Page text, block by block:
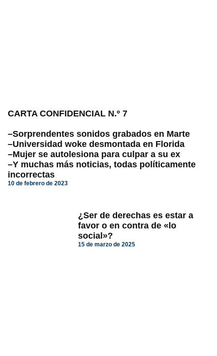
CARTA CONFIDENCIAL N.º 7
–Sorprendentes sonidos grabados en Marte
–Universidad woke desmontada en Florida
–Mujer se autolesiona para culpar a su ex
–Y muchas más noticias, todas políticamente
incorrectas
10 de febrero de 2023
¿Ser de derechas es estar a
favor o en contra de «lo
social»?
15 de marzo de 2025